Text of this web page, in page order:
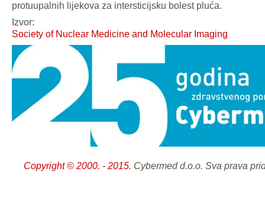
protuupalnih lijekova za intersticijsku bolest pluća.
Izvor:
Society of Nuclear Medicine and Molecular Imaging
Copyright © 2000. - 2015. Cybermed d.o.o. Sva prava